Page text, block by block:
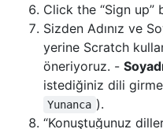
Click the “Sign up”
Sizden Adınız ve
yerine Scratch
öneriyoruz. -
istediğiniz dili
Yunanca ).
“Konuştuğunuz